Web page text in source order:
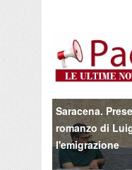
Saracena.
romanzo di
l'emigrazione